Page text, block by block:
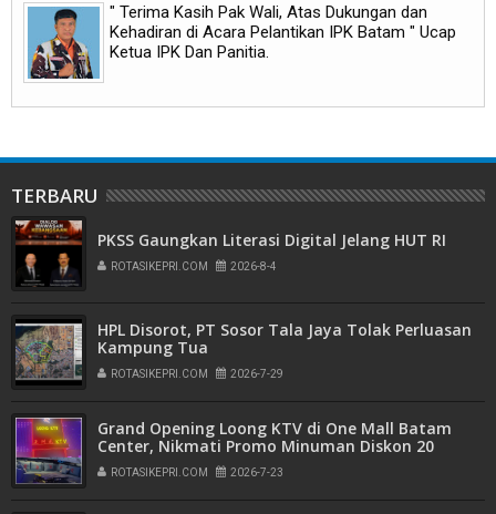
" Terima Kasih Pak Wali, Atas Dukungan dan
Kehadiran di Acara Pelantikan IPK Batam " Ucap
Ketua IPK Dan Panitia.
TERBARU
PKSS Gaungkan Literasi Digital Jelang HUT RI
ROTASIKEPRI.COM 2026-8-4
HPL Disorot, PT Sosor Tala Jaya Tolak Perluasan
Kampung Tua
ROTASIKEPRI.COM 2026-7-29
Grand Opening Loong KTV di One Mall Batam
Center, Nikmati Promo Minuman Diskon 20
Persen
ROTASIKEPRI.COM 2026-7-23